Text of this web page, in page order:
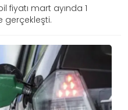
fiyatı mart ayında 1
gerçekleşti.